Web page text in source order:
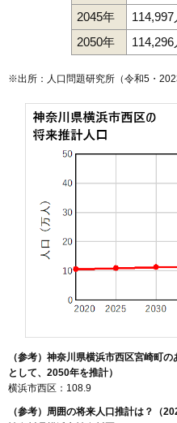
2045年
114,997
2050年
114,296
※出所：人口問題研究所（令和5・
（参考）神奈川県横浜市西区宮崎町
として、2050年を推計）
横浜市西区：108.9
（参考）周囲の将来人口推計は？（